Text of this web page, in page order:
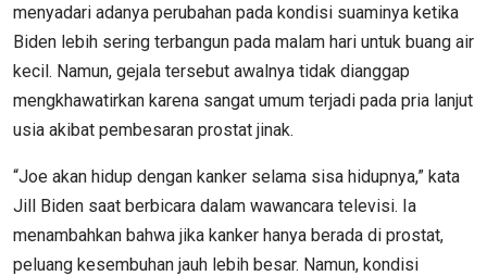
menyadari adanya perubahan pada kondisi suaminya ketika
Biden lebih sering terbangun pada malam hari untuk buang air
kecil. Namun, gejala tersebut awalnya tidak dianggap
mengkhawatirkan karena sangat umum terjadi pada pria lanjut
usia akibat pembesaran prostat jinak.
“Joe akan hidup dengan kanker selama sisa hidupnya,” kata
Jill Biden saat berbicara dalam wawancara televisi. Ia
menambahkan bahwa jika kanker hanya berada di prostat,
peluang kesembuhan jauh lebih besar. Namun, kondisi